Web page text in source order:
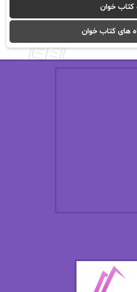
ا_اصغرزاده
از نیلوفر لاری
امیر فرهی
کتاب خوان
های کتاب خوان